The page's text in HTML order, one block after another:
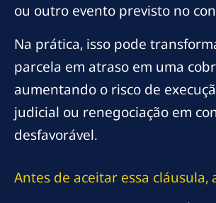
ou outro evento previsto no
Na prática, isso pode
parcela em atraso em uma
aumentando o risco de
judicial ou renegociação em
desfavorável.
Antes de aceitar essa cláusula,